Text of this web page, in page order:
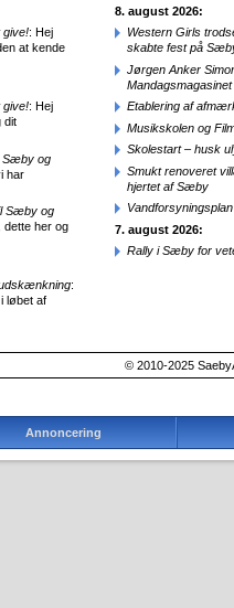
give!: Hej
at kende
give!: Hej
dit
Sæby og
har
Sæby og
dette her og
:
løbet af
8. august 2026:
Western Girls
skabte fest på
Jørgen Anker
Mandagsmagasinet
Etablering af
Musikskolen og
Skolestart – husk
Smukt renoveret
hjertet af Sæby
7. august 2026:
Rally i Sæby for
© 2010-2025
Annoncering